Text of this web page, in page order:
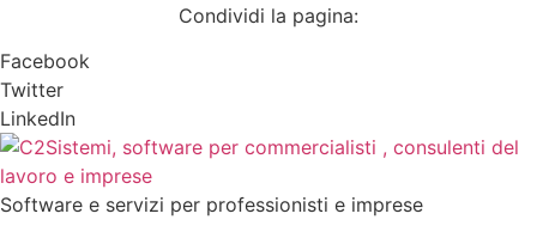
Condividi la pagina:
Facebook
Twitter
LinkedIn
Software e servizi per professionisti e imprese